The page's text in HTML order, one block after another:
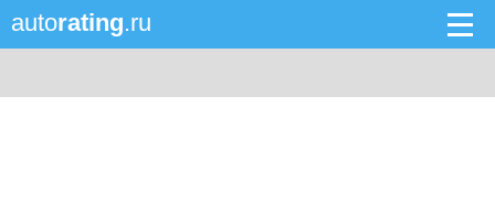
autorating.ru